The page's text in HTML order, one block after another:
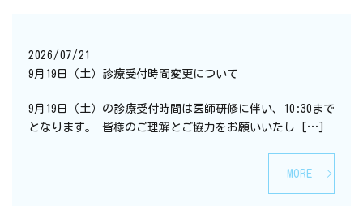
2026/07/21
9月19日（土）診療受付時間変更について
9月19日（土）の診療受付時間は医師研修に伴い、10:30まで
となります。 皆様のご理解とご協力をお願いいたし […]
MORE